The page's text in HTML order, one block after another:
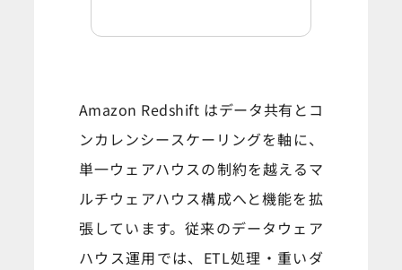
Amazon Redshift はデータ共有とコ
ンカレンシースケーリングを軸に、
単一ウェアハウスの制約を越えるマ
ルチウェアハウス構成へと機能を拡
張しています。従来のデータウェア
ハウス運用では、ETL処理・重いダ